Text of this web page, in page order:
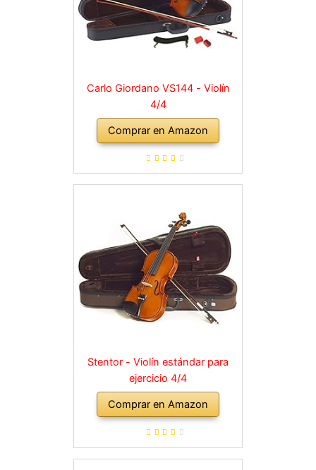
Carlo Giordano VS144 - Violín
4/4
Comprar en Amazon
Stentor - Violín estándar para
ejercicio 4/4
Comprar en Amazon